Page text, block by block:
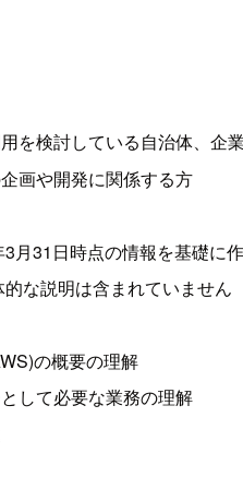
を検討している自治体、企
画や開発に関係する方
月31日時点の情報を基礎に
な説明は含まれていません
の概要の理解
して必要な業務の理解